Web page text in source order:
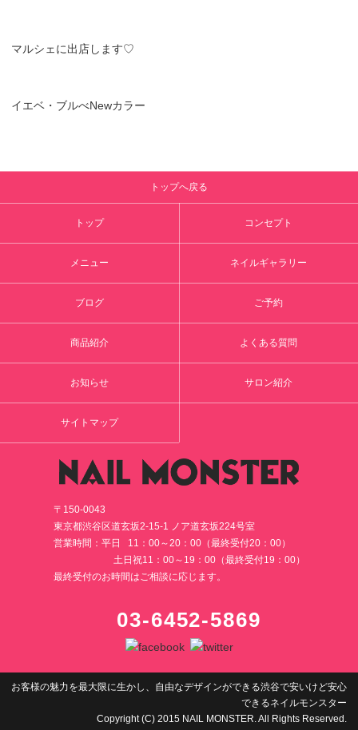
マルシェに出店します♡
イエベ・ブルべNewカラー
トップへ戻る
トップ コンセプト
メニュー ネイルギャラリー
ブログ ご予約
商品紹介 よくある質問
お知らせ サロン紹介
サイトマップ
〒150-0043
東京都渋谷区道玄坂2-15-1 ノア道玄坂224号室
営業時間：平日 11：00～20：00（最終受付20：00）
土日祝11：00～19：00（最終受付19：00）
最終受付のお時間はご相談に応じます。
03-6452-5869
お客様の魅力を最大限に生かし、自由なデザインができる渋谷で安いけど安心
できるネイルモンスター
Copyright (C) 2015 NAIL MONSTER. All Rights Reserved.